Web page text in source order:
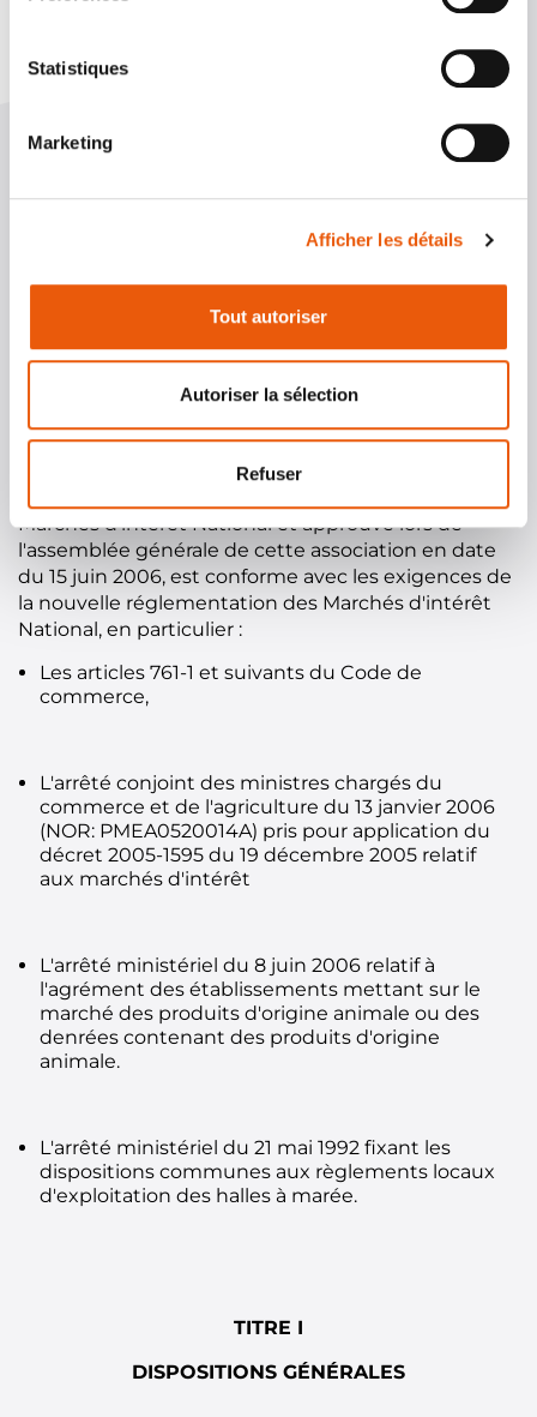
Statistiques
Marketing
Afficher les détails
Tout autoriser
Autoriser la sélection
Refuser
Règlement Intérieur du Marché d’Intérêt National
Approuvé par arrêté préfectoral en date du 6 mars
PRÉAMBULE
Ce règlement intérieur, établi sur les bases du
Marchés d'intérêt National et approuvé lors de
l'assemblée générale de cette association en date
du 15 juin 2006, est conforme avec les exigences de
la nouvelle réglementation des Marchés d'intérêt
National, en particulier :
Les articles 761-1 et suivants du Code de
commerce,
L'arrêté conjoint des ministres chargés du
commerce et de l'agriculture du 13 janvier 2006
(NOR: PMEA0520014A) pris pour application du
décret 2005-1595 du 19 décembre 2005 relatif
aux marchés d'intérêt
L'arrêté ministériel du 8 juin 2006 relatif à
l'agrément des établissements mettant sur le
marché des produits d'origine animale ou des
denrées contenant des produits d'origine
animale.
L'arrêté ministériel du 21 mai 1992 fixant les
dispositions communes aux règlements locaux
d'exploitation des halles à marée.
TITRE I
DISPOSITIONS GÉNÉRALES